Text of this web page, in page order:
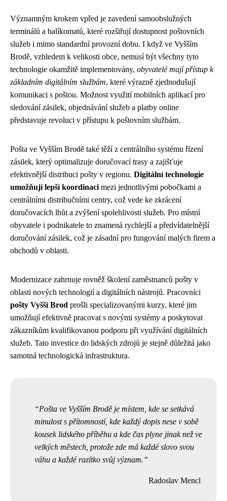
Významným krokem vpřed je zavedení samoobslužných
terminálů a balíkomatů, které rozšiřují dostupnost poštovních
služeb i mimo standardní provozní dobu. I když ve Vyšším
Brodě, vzhledem k velikosti obce, nemusí být všechny tyto
technologie okamžitě implementovány, obyvatelé mají přístup k
základním digitálním službám, které výrazně zjednodušují
komunikaci s poštou. Možnost využití mobilních aplikací pro
sledování zásilek, objednávání služeb a platby online
představuje revoluci v přístupu k poštovním službám.
Pošta ve Vyšším Brodě také těží z centrálního systému řízení
zásilek, který optimalizuje doručovací trasy a zajišťuje
efektivnější distribuci pošty v regionu. Digitální technologie
umožňují lepší koordinaci mezi jednotlivými pobočkami a
centrálními distribučními centry, což vede ke zkrácení
doručovacích lhůt a zvýšení spolehlivosti služeb. Pro místní
obyvatele i podnikatele to znamená rychlejší a předvídatelnější
doručování zásilek, což je zásadní pro fungování malých firem a
obchodů v oblasti.
Modernizace zahrnuje rovněž školení zaměstnanců pošty v
oblasti nových technologií a digitálních nástrojů. Pracovníci
pošty Vyšší Brod prošli specializovanými kurzy, které jim
umožňují efektivně pracovat s novými systémy a poskytovat
zákazníkům kvalifikovanou podporu při využívání digitálních
služeb. Tato investice do lidských zdrojů je stejně důležitá jako
samotná technologická infrastruktura.
Pošta ve Vyšším Brodě je místem, kde se setkává
minulost s přítomností, kde každý dopis nese v sobě
kousek lidského příběhu a kde čas plyne jinak než ve
velkých městech, protože zde má každé slovo svou
váhu a každé razítko svůj význam.
Radoslav Mencl